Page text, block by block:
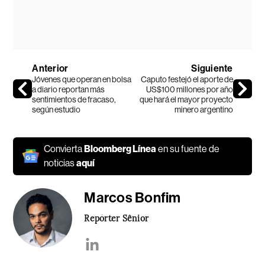
Anterior
Jóvenes que operan en bolsa
a diario reportan más
sentimientos de fracaso,
según estudio
Siguiente
Caputo festejó el aporte de
US$100 millones por año
que hará el mayor proyecto
minero argentino
ConviertaBloomberg Línea en su fuente de
noticiasaquí
Marcos Bonfim
Repórter Sênior